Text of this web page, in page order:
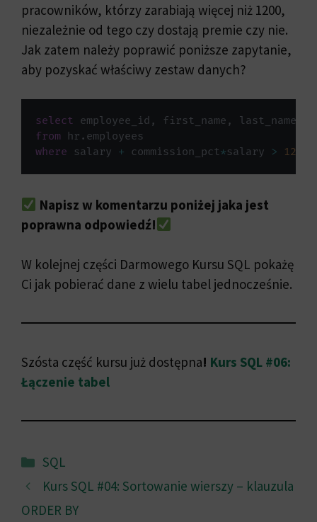
pracowników, którzy zarabiają więcej niż 1200,
niezależnie od tego czy dostają premie czy nie.
Jak zatem należy poprawić poniższe zapytanie,
aby pozyskać właściwy zestaw danych?
select employee_id , first_name , last_name
from hr .
where salary + commission_pct*salary > 1200
Napisz w komentarzu poniżej jaka jest
poprawna odpowiedź!
W kolejnej części Darmowego Kursu SQL pokażę
Ci jak pobierać dane z wielu tabel jednocześnie.
Szósta część kursu już dostępna! Kurs SQL #06:
Łączenie tabel
Kategorie
SQL
Kurs SQL #04: Sortowanie wierszy – klauzula
ORDER BY